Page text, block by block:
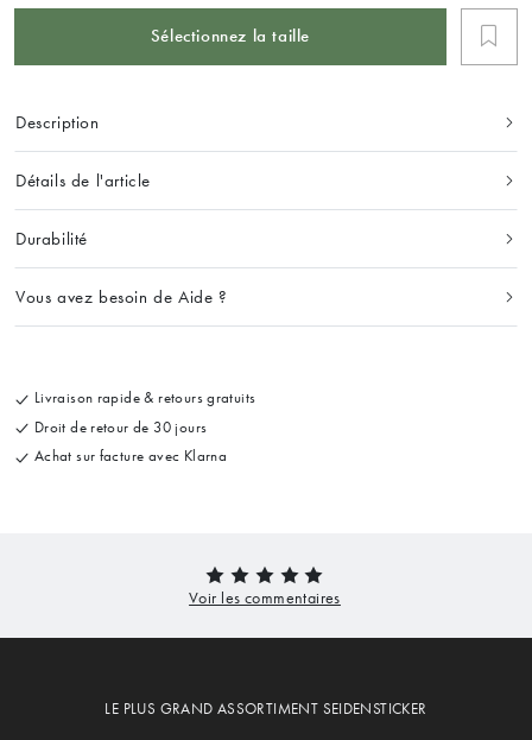
Sélectionnez la taille
Description
Détails de l'article
Durabilité
Vous avez besoin de Aide ?
Livraison rapide & retours gratuits
Droit de retour de 30 jours
Achat sur facture avec Klarna
LE PLUS GRAND ASSORTIMENT SEIDENSTICKER